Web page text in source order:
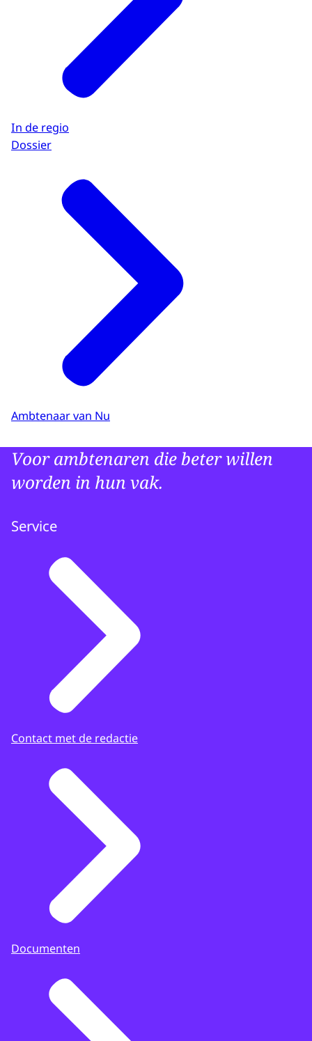
In de regio
Dossier
Ambtenaar van Nu
Voor ambtenaren die beter willen
worden in hun vak.
Service
Contact met de redactie
Documenten